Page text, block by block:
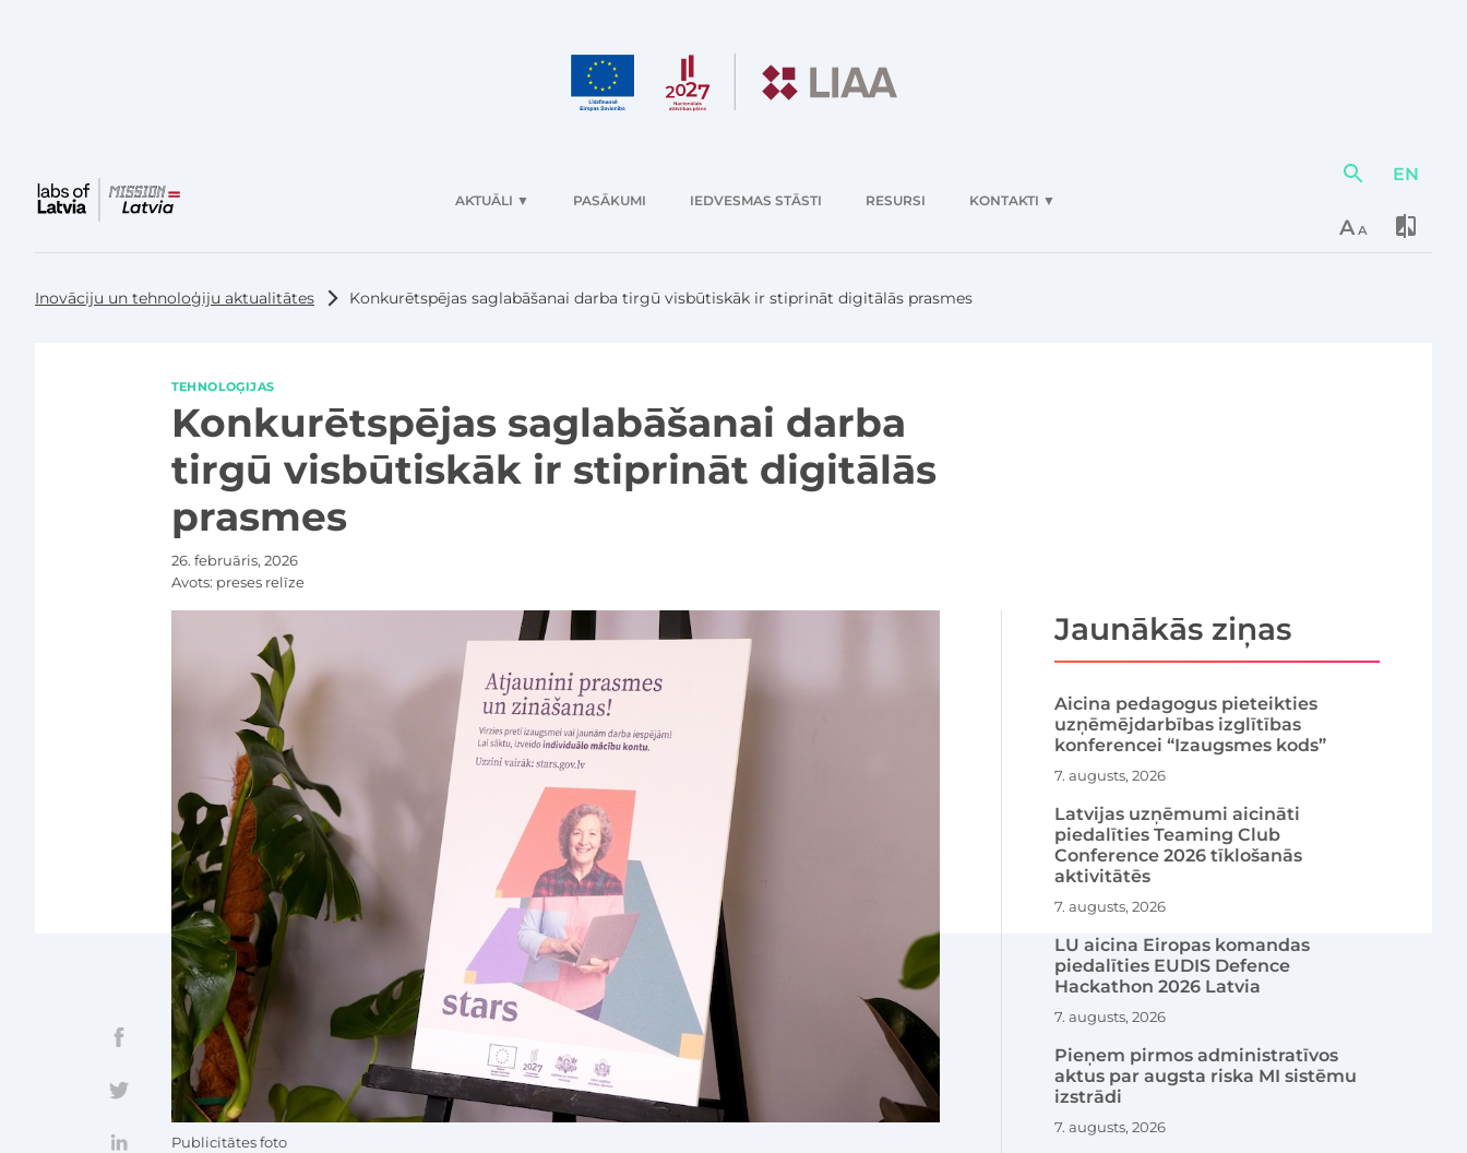
AKTUĀLI ▼ PASĀKUMI IEDVESMAS STĀSTI RESURSI KONTAKTI ▼
DarbībasEN
AA
Inovāciju un tehnoloģiju aktualitātes Konkurētspējas saglabāšanai darba tirgū visbūtiskāk ir stiprināt digitālās prasmes
TEHNOLOĢIJAS
Konkurētspējas saglabāšanai darba
tirgū visbūtiskāk ir stiprināt digitālās
prasmes
26. februāris, 2026
Avots: preses relīze
Jaunākās ziņas
Aicina pedagogus pieteikties
uzņēmējdarbības izglītības
konferencei “Izaugsmes kods”
7. augusts, 2026
Latvijas uzņēmumi aicināti
piedalīties Teaming Club
Conference 2026 tīklošanās
aktivitātēs
7. augusts, 2026
LU aicina Eiropas komandas
piedalīties EUDIS Defence
Hackathon 2026 Latvia
7. augusts, 2026
Pieņem pirmos administratīvos
aktus par augsta riska MI sistēmu
izstrādi
7. augusts, 2026
Publicitātes foto